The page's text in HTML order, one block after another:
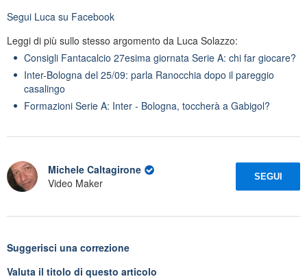
Segui Luca su Facebook
Leggi di più sullo stesso argomento da Luca Solazzo:
Consigli Fantacalcio 27esima giornata Serie A: chi far giocare?
Inter-Bologna del 25/09: parla Ranocchia dopo il pareggio
casalingo
Formazioni Serie A: Inter - Bologna, toccherà a Gabigol?
Michele Caltagirone
Video Maker
SEGUI
Suggerisci una correzione
Valuta il titolo di questo articolo